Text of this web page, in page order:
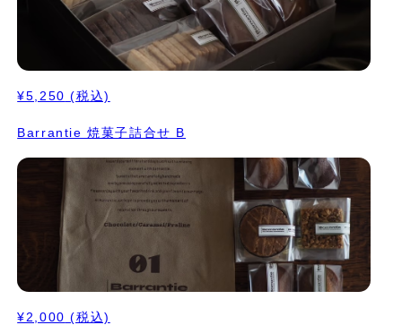
¥5,250 (税込)
Barrantie 焼菓子詰合せ B
¥2,000 (税込)